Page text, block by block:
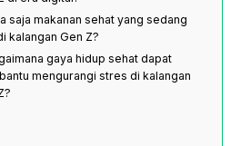
saja makanan sehat yang sedang
kalangan Gen Z?
gaya hidup sehat dapat
mengurangi stres di kalangan